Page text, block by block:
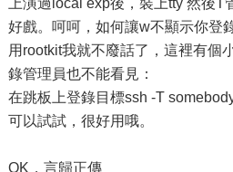
上演過local exp後，裝上tty 然後
好戲。呵呵，如何讓w不顯示你登
用rootkit我就不廢話了，這裡有個
錄管理員也不能看見：
在跳板上登錄目標ssh -T
可以試試，很好用哦。
OK，言歸正傳